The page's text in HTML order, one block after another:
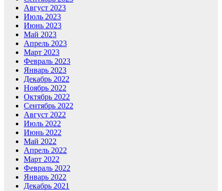
Август 2023
Июль 2023
Июнь 2023
Май 2023
Апрель 2023
Март 2023
Февраль 2023
Январь 2023
Декабрь 2022
Ноябрь 2022
Октябрь 2022
Сентябрь 2022
Август 2022
Июль 2022
Июнь 2022
Май 2022
Апрель 2022
Март 2022
Февраль 2022
Январь 2022
Декабрь 2021